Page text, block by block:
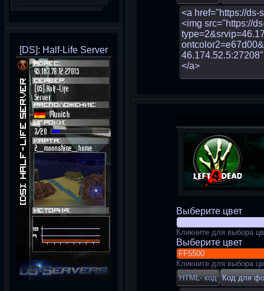
[DS]: Half-Life Server
Выберите цвет
Кликните для выбора
Выберите цвет
Кликните для выбора